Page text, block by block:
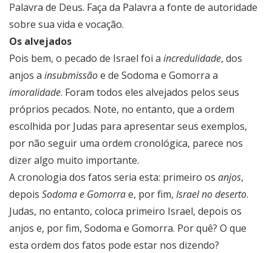
Palavra de Deus. Faça da Palavra a fonte de autoridade
sobre sua vida e vocação.
Os alvejados
Pois bem, o pecado de Israel foi a incredulidade, dos
anjos a insubmissãoe de Sodoma e Gomorra a
imoralidade. Foram todos eles alvejados pelos seus
próprios pecados. Note, no entanto, que a ordem
escolhida por Judas para apresentar seus exemplos,
por não seguir uma ordem cronológica, parece nos
dizer algo muito importante.
A cronologia dos fatos seria esta: primeiro os anjos,
depois Sodoma e Gomorrae, por fim, Israel no deserto.
Judas, no entanto, coloca primeiro Israel, depois os
anjos e, por fim, Sodoma e Gomorra. Por quê? O que
esta ordem dos fatos pode estar nos dizendo?